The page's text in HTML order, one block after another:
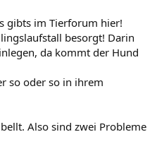
gibts im Tierforum hier!
besorgt! Darin
da kommt der Hund
so oder so in ihrem
Also sind zwei Probleme